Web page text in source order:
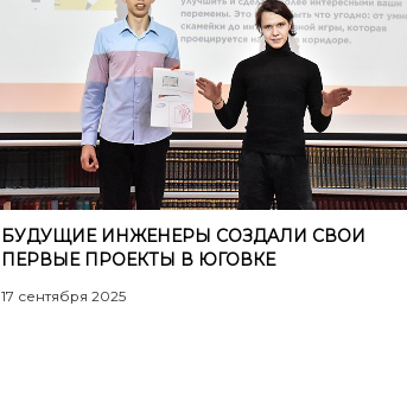
БУДУЩИЕ ИНЖЕНЕРЫ СОЗДАЛИ СВОИ
ПЕРВЫЕ ПРОЕКТЫ В ЮГОВКЕ
17 сентября 2025